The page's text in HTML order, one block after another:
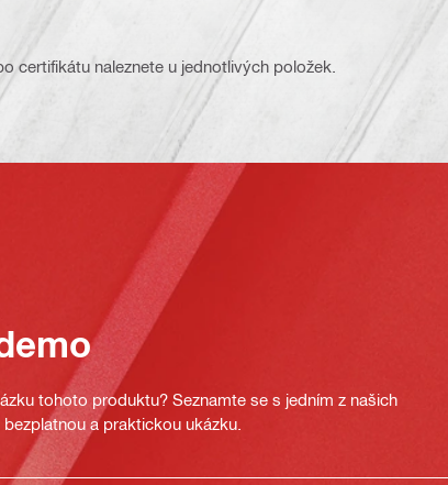
certifikátu naleznete u jednotlivých položek.
tohoto produktu? Seznamte se s jedním z našich
a praktickou ukázku.